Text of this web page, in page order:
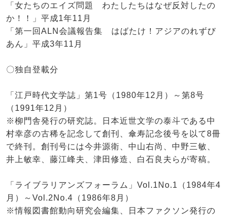
「女たちのエイズ問題 わたしたちはなぜ反対したの
か！！」平成1年11月
「第一回ALN会議報告集 はばたけ！アジアのれずび
あん」平成3年11月
〇独自登載分
「江戸時代文学誌」第1号（1980年12月）～第8号
（1991年12月）
※柳門舎発行の研究誌。日本近世文学の泰斗である中
村幸彦の古稀を記念して創刊、傘寿記念後号を以て8冊
で終刊。創刊号には今井源衛、中山右尚、中野三敏、
井上敏幸、藤江峰夫、津田修造、白石良夫らが寄稿。
「ライブラリアンズフォーラム」Vol.1No.1（1984年4
月）～Vol.2No.4（1986年8月）
※情報図書館動向研究会編集、日本ファクソン発行の